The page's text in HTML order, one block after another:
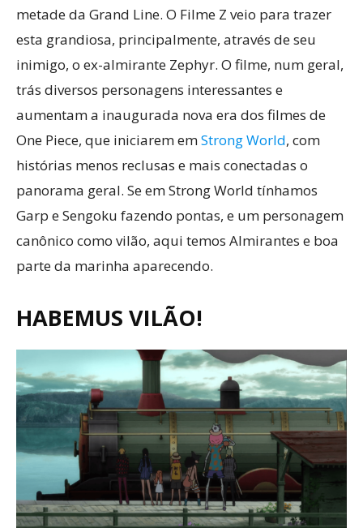
metade da Grand Line. O Filme Z veio para trazer
esta grandiosa, principalmente, através de seu
inimigo, o ex-almirante Zephyr. O filme, num geral,
trás diversos personagens interessantes e
aumentam a inaugurada nova era dos filmes de
One Piece, que iniciarem emStrong World, com
histórias menos reclusas e mais conectadas o
panorama geral. Se em Strong World tínhamos
Garp e Sengoku fazendo pontas, e um personagem
canônico como vilão, aqui temos Almirantes e boa
parte da marinha aparecendo.
HABEMUS VILÃO!